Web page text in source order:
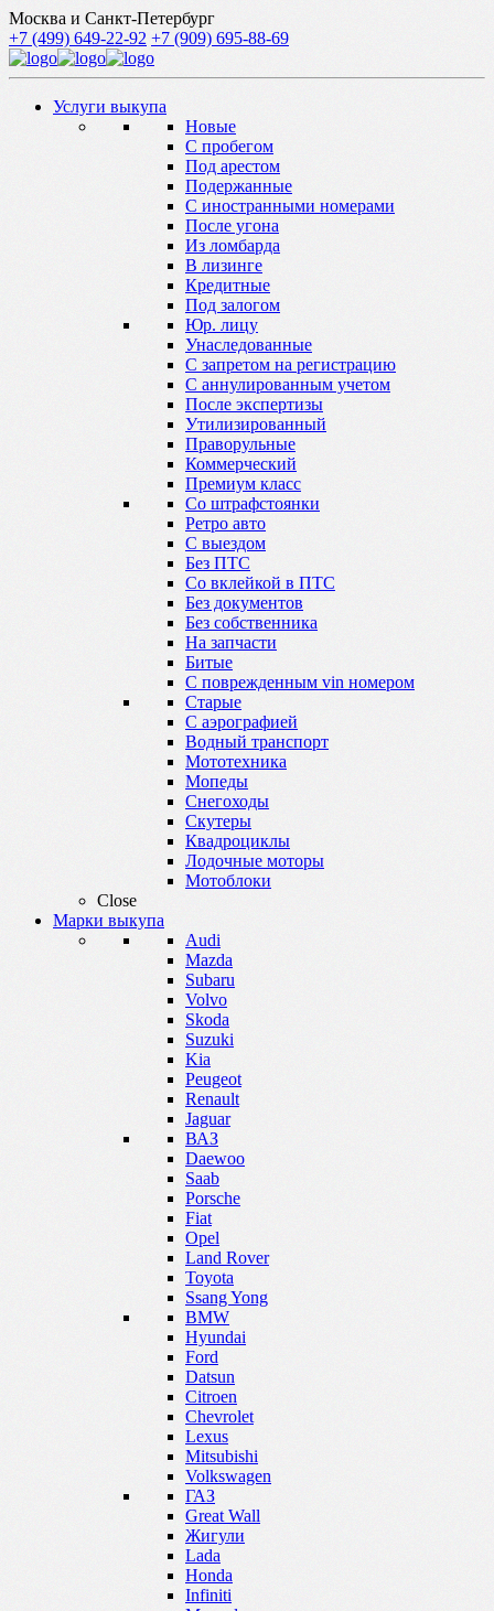
Москва и Санкт-Петербург
+7 (499) 649-22-92 +7 (909) 695-88-69
Услуги выкупа
Новые
С пробегом
Под арестом
Подержанные
С иностранными номерами
После угона
Из ломбарда
В лизинге
Кредитные
Под залогом
Юр. лицу
Унаследованные
С запретом на регистрацию
С аннулированным учетом
После экспертизы
Утилизированный
Праворульные
Коммерческий
Премиум класс
Со штрафстоянки
Ретро авто
С выездом
Без ПТС
Со вклейкой в ПТС
Без документов
Без собственника
На запчасти
Битые
С поврежденным vin номером
Старые
С аэрографией
Водный транспорт
Мототехника
Мопеды
Снегоходы
Скутеры
Квадроциклы
Лодочные моторы
Мотоблоки
Close
Марки выкупа
Audi
Mazda
Subaru
Volvo
Skoda
Suzuki
Kia
Peugeot
Renault
Jaguar
ВАЗ
Daewoo
Saab
Porsche
Fiat
Opel
Land Rover
Toyota
Ssang Yong
BMW
Hyundai
Ford
Datsun
Citroen
Chevrolet
Lexus
Mitsubishi
Volkswagen
ГАЗ
Great Wall
Жигули
Lada
Honda
Infiniti